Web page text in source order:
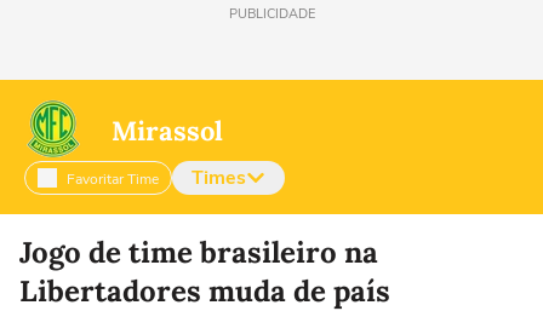
PUBLICIDADE
Mirassol
Favoritar Time Times
Selecione o time para ver as notícias
Jogo de time brasileiro na
Libertadores muda de país